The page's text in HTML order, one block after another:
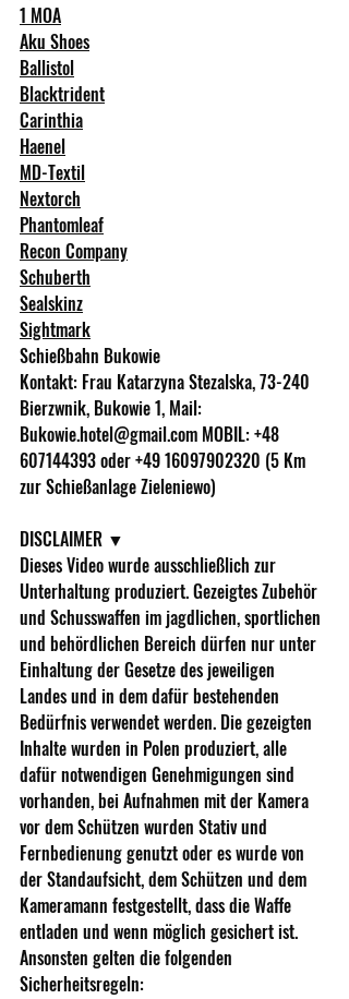
1 MOA
Aku Shoes
Ballistol
Blacktrident
Carinthia
Haenel
MD-Textil
Nextorch
Phantomleaf
Recon Company
Schuberth
Sealskinz
Sightmark
Schießbahn Bukowie
Kontakt: Frau Katarzyna Stezalska, 73-240
Bierzwnik, Bukowie 1, Mail:
Bukowie.hotel@gmail.com MOBIL: +48
607144393 oder +49 16097902320 (5 Km
zur Schießanlage Zieleniewo)
DISCLAIMER ▼
Dieses Video wurde ausschließlich zur
Unterhaltung produziert. Gezeigtes Zubehör
und Schusswaffen im jagdlichen, sportlichen
und behördlichen Bereich dürfen nur unter
Einhaltung der Gesetze des jeweiligen
Landes und in dem dafür bestehenden
Bedürfnis verwendet werden. Die gezeigten
Inhalte wurden in Polen produziert, alle
dafür notwendigen Genehmigungen sind
vorhanden, bei Aufnahmen mit der Kamera
vor dem Schützen wurden Stativ und
Fernbedienung genutzt oder es wurde von
der Standaufsicht, dem Schützen und dem
Kameramann festgestellt, dass die Waffe
entladen und wenn möglich gesichert ist.
Ansonsten gelten die folgenden
Sicherheitsregeln: